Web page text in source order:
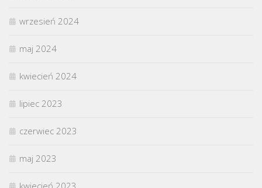
wrzesień 2024
maj 2024
kwiecień 2024
lipiec 2023
czerwiec 2023
maj 2023
kwiecień 2023